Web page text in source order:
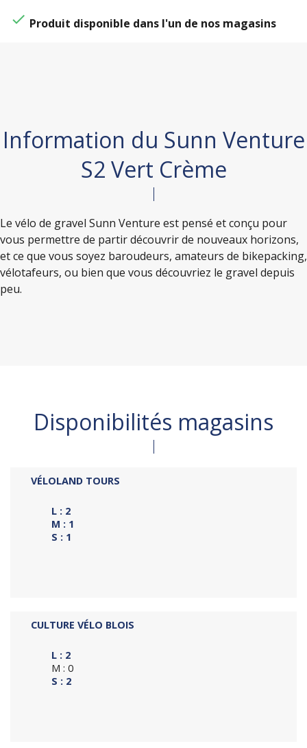
 Produit disponible dans l'un de nos magasins
Information du Sunn Venture
S2 Vert Crème
Le vélo de gravel Sunn Venture est pensé et conçu pour
vous permettre de partir découvrir de nouveaux horizons,
et ce que vous soyez baroudeurs, amateurs de bikepacking,
vélotafeurs, ou bien que vous découvriez le gravel depuis
peu.
Disponibilités magasins
VÉLOLAND TOURS
L : 2
M : 1
S : 1
CULTURE VÉLO BLOIS
L : 2
M : 0
S : 2